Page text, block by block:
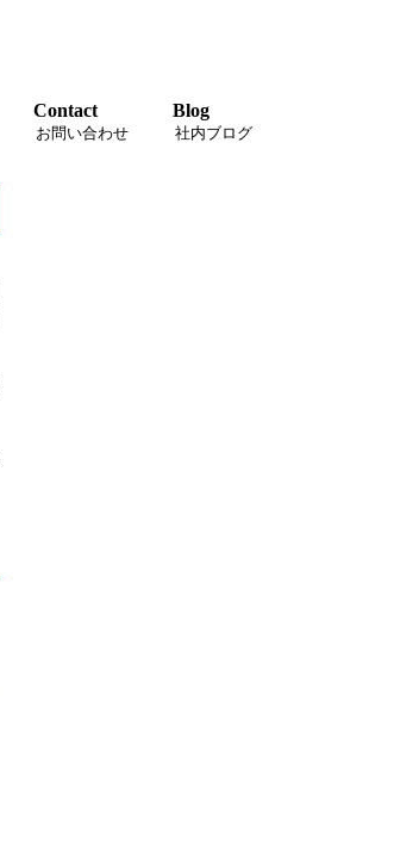
Contact
お問い合わせ
Blog
社内ブログ